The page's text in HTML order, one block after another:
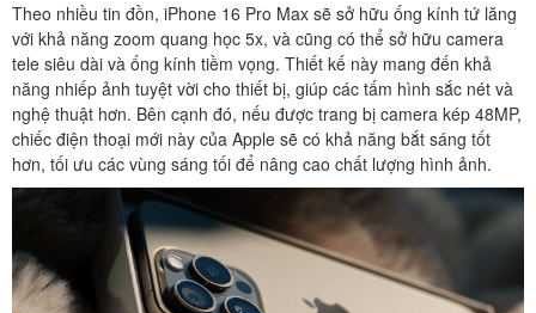
Theo nhiều tin đồn, iPhone 16 Pro Max sẽ sở hữu ống kính tứ lăng
với khả năng zoom quang học 5x, và cũng có thể sở hữu camera
tele siêu dài và ống kính tiềm vọng. Thiết kế này mang đến khả
năng nhiếp ảnh tuyệt vời cho thiết bị, giúp các tấm hình sắc nét và
nghệ thuật hơn. Bên cạnh đó, nếu được trang bị camera kép 48MP,
chiếc điện thoại mới này của Apple sẽ có khả năng bắt sáng tốt
hơn, tối ưu các vùng sáng tối để nâng cao chất lượng hình ảnh.